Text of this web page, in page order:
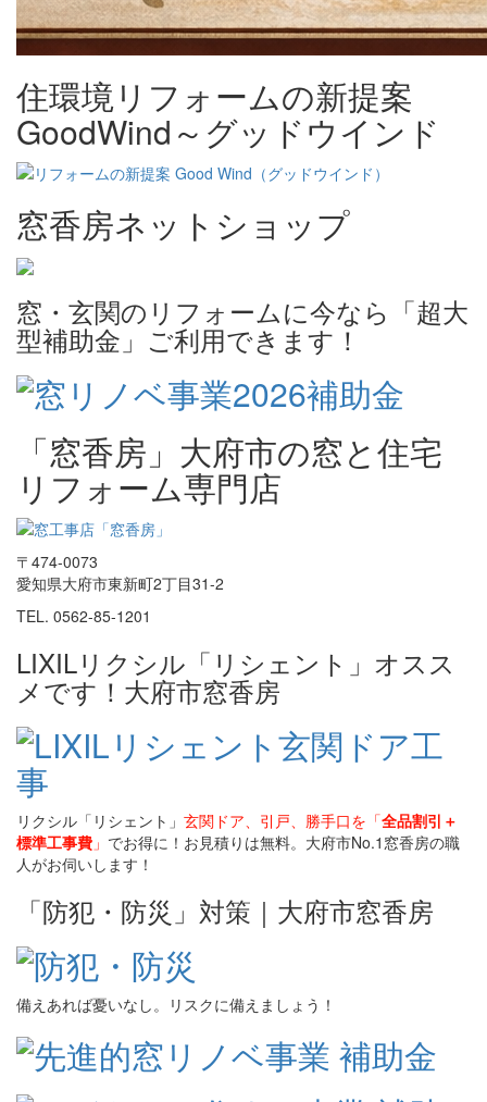
住環境リフォームの新提案
GoodWind～グッドウインド
窓香房ネットショップ
窓・玄関のリフォームに今なら「超大
型補助金」ご利用できます！
「窓香房」大府市の窓と住宅
リフォーム専門店
〒474-0073
愛知県大府市東新町2丁目31-2
TEL. 0562-85-1201
LIXILリクシル「リシェント」オスス
メです！大府市窓香房
リクシル「リシェント」 玄関ドア、引戸、勝手口を「全品割引＋
標準工事費 」 でお得に！お見積りは無料。大府市No.1窓香房の職
人がお伺いします！
「防犯・防災」対策｜大府市窓香房
備えあれば憂いなし。リスクに備えましょう！